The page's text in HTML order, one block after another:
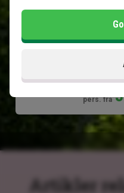
All transport er
Inkludert i prisen
pers. fra
Artikler